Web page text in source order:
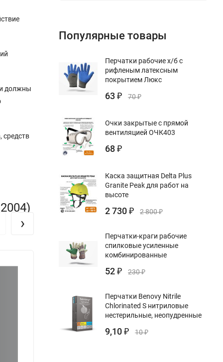
должны
средств
›
Популярные товары
Перчатки рабочие х/б с
рифленым латексным
покрытием Люкс
63 ₽ 70₽
Очки закрытые с прямой
вентиляцией ОЧК403
68 ₽
Каска защитная Delta Plus
Granite Peak для работ на
высоте
2 730 ₽ 2 800₽
Перчатки-краги рабочие
спилковые усиленные
комбинированные
52 ₽ 230₽
Перчатки Benovy Nitrile
Chlorinated S нитриловые
нестерильные, неопудренные
9,10 ₽ 10₽